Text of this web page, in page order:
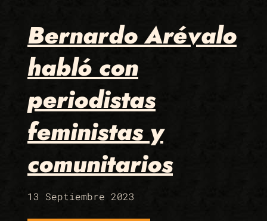
Bernardo Arévalo
habló con
periodistas
feministas y
comunitarios
13 Septiembre 2023